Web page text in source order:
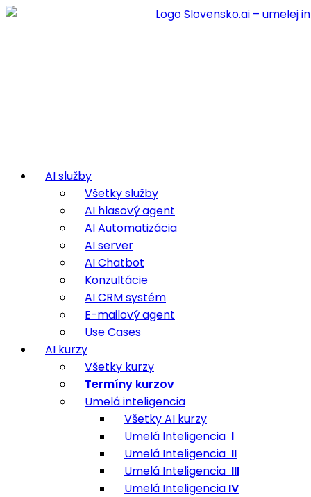
AI služby
Všetky služby
AI hlasový agent
AI Automatizácia
AI server
AI Chatbot
Konzultácie
AI CRM systém
E-mailový agent
Use Cases
AI kurzy
Všetky kurzy
Termíny kurzov
Umelá inteligencia
Všetky AI kurzy
Umelá Inteligencia I
Umelá Inteligencia II
Umelá Inteligencia III
Umelá Inteligencia IV